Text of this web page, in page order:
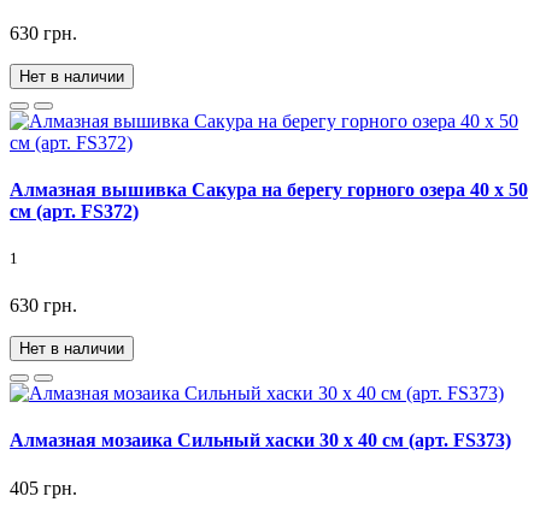
630 грн.
Нет в наличии
Алмазная вышивка Сакура на берегу горного озера 40 х 50
см (арт. FS372)
1
630 грн.
Нет в наличии
Алмазная мозаика Сильный хаски 30 х 40 см (арт. FS373)
405 грн.